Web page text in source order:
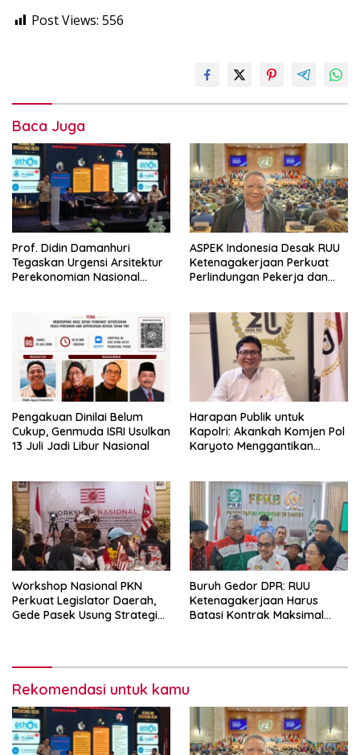
Post Views: 556
Baca Juga
Prof. Didin Damanhuri
Tegaskan Urgensi Arsitektur
Perekonomian Nasional
Nasional
ASPEK Indonesia Desak RUU
Ketenagakerjaan Perkuat
Perlindungan Pekerja dan
Pengakuan Dinilai Belum
Cukup, Genmuda ISRI Usulkan
13 Juli Jadi Libur Nasional
Harapan Publik untuk
Kapolri: Akankah Komjen Pol
Karyoto Menggantikan
Workshop Nasional PKN
Perkuat Legislator Daerah,
Gede Pasek Usung Strategi
Buruh Gedor DPR: RUU
Ketenagakerjaan Harus
Batasi Kontrak Maksimal
Rekomendasi untuk kamu